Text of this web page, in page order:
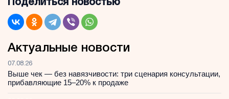
Поделиться новостью
Актуальные новости
07.08.26
Выше чек — без навязчивости: три сценария консультации,
прибавляющие 15–20% к продаже